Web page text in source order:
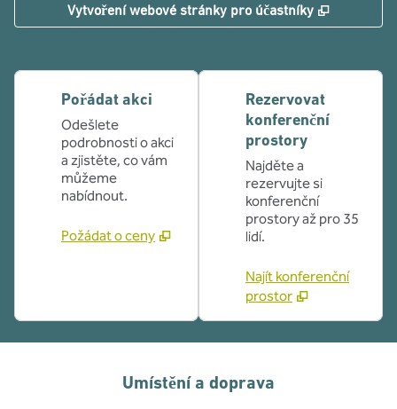
Vytvoření webové stránky pro účastníky ,
Pořádat akci
Odešlete
podrobnosti o akci
a zjistěte, co vám
můžeme
nabídnout.
Požádat o ceny
Rezervovat
konferenční
prostory
Najděte a
rezervujte si
konferenční
prostory až pro 35
lidí.
Najít konferenční
prostor
Umístění a doprava